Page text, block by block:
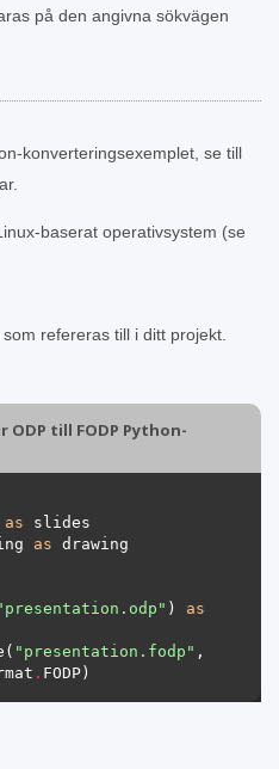
på den angivna sökvägen
konverteringsexemplet, se till
baserat operativsystem (se
refereras till i ditt projekt.
ODP till FODP Python-
as
as
) as
"presentation.fodp" ,
.